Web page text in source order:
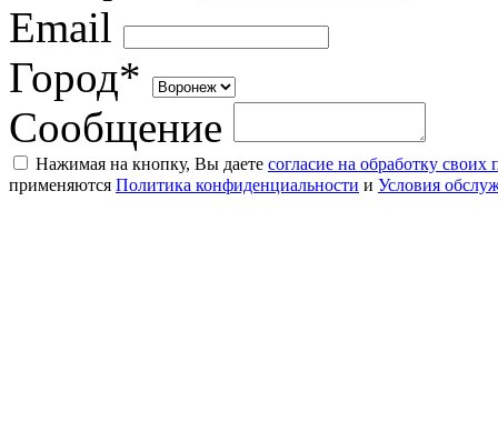
Email
Город*
Сообщение
Нажимая на кнопку, Вы даете согласие на обработку
применяются Политика конфиденциальности и Условия